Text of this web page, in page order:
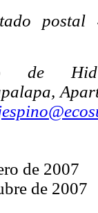
de
de 2007
de 2007